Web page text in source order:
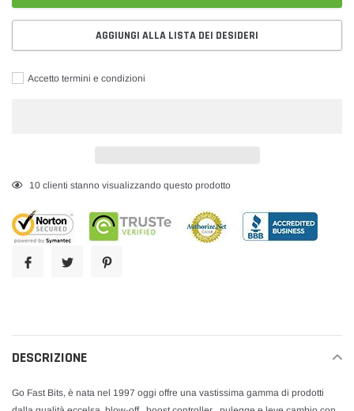
AGGIUNGI ALLA LISTA DEI DESIDERI
Accetto termini e condizioni
Inserimento
prodotto
nel
20 clienti stanno visualizzando questo prodotto
DESCRIZIONE
Go Fast Bits, è nata nel 1997 oggi offre una vastissima gamma di prodotti